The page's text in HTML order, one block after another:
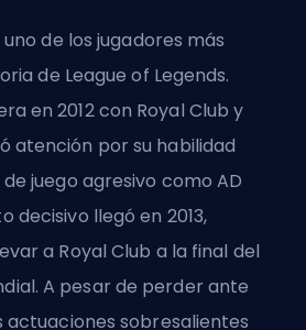
uno de los jugadores más
de League of Legends.
en 2012 con Royal Club y
atención por su habilidad
juego agresivo como AD
decisivo llegó en 2013,
a Royal Club a la final del
A pesar de perder ante
actuaciones sobresalientes